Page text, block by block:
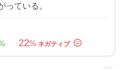
っている。
22%